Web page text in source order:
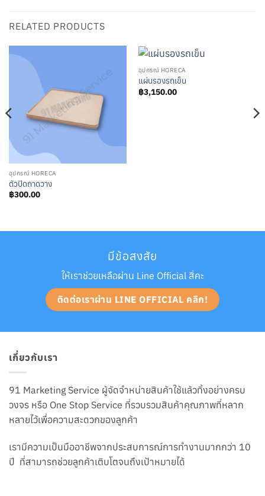
RELATED PRODUCTS
อุปกรณ์ HORECA
ตัวปิดถาดวาง
฿300.00
อุปกรณ์ HORECA
แผ่นรองรถเข็น
฿3,150.00
มีข้อสงสัย
ให้เราช่วยเหลือผ่าน Line Official สิ่คะ
ติดต่อเราผ่าน LINE OFFICIAL คลิก!
เกี่ยวกับเรา
91 Marketing Service ผู้จัดจำหน่ายสินค้าใช้แล้วทิ้งอย่างครบ
วงจร หรือ One Stop Service ที่รวบรวมสินค้าคุณภาพที่หลาก
หลายไว้เพื่อความสะดวกของลูกค้า
เรามีความเป็นมืออาชีพจากประสบการณ์การทำงานมากกว่า 10
ปี ที่สามารถช่วยลูกค้าเติบโตจนถึงเป้าหมายได้